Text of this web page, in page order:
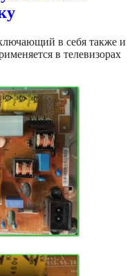
в себя также и
в телевизорах